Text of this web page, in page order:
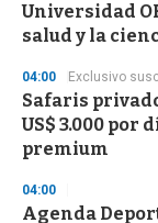
Universidad
salud y la
04:00 Exclusivo
Safaris
US$ 3.000 por
premium
04:00
Agenda